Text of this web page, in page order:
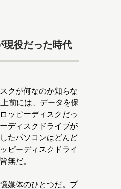
現役だった時代
クが何なのか知らな
前には、データを保
ッピーディスクだっ
ディスクドライブが
たパソコンはどんど
ピーディスクドライ
無だ。
媒体のひとつだ。プ